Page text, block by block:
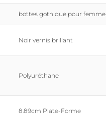
bottes gothique pour femme
Noir vernis brillant
Polyuréthane
8.89cm Plate-Forme